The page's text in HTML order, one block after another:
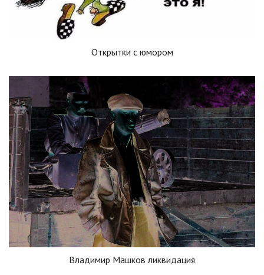
Открытки с юмором
Владимир Машков ликвидация